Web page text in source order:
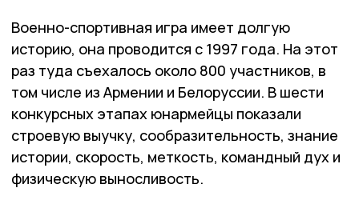
Военно-спортивная игра имеет долгую
историю, она проводится с 1997 года. На этот
раз туда съехалось около 800 участников, в
том числе из Армении и Белоруссии. В шести
конкурсных этапах юнармейцы показали
строевую выучку, сообразительность, знание
истории, скорость, меткость, командный дух и
физическую выносливость.